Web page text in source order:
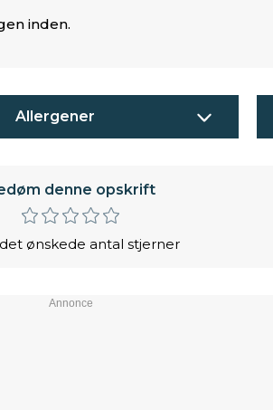
inden.
Allergener
denne opskrift
ønskede antal stjerner